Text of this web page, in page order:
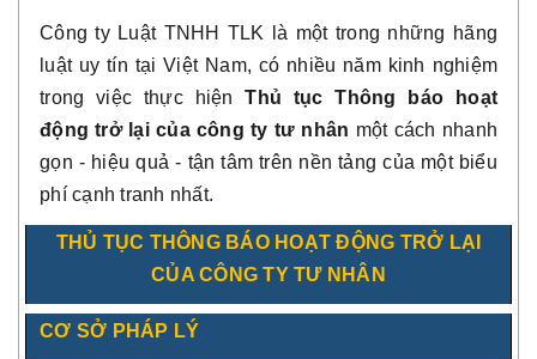
Công ty Luật TNHH TLK là một trong những hãng
luật uy tín tại Việt Nam, có nhiều năm kinh nghiệm
trong việc thực hiệnThủ tục Thông báo hoạt
động trở lại của công ty tư nhân một cách nhanh
gọn - hiệu quả - tận tâm trên nền tảng của một biểu
phí cạnh tranh nhất.
THỦ TỤC THÔNG BÁO HOẠT ĐỘNG TRỞ LẠI
CỦA CÔNG TY TƯ NHÂN
CƠ SỞ PHÁP LÝ